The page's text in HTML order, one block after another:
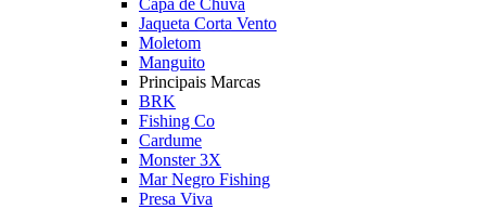
Capa de Chuva
Jaqueta Corta Vento
Moletom
Manguito
Principais Marcas
BRK
Fishing Co
Cardume
Monster 3X
Mar Negro Fishing
Presa Viva